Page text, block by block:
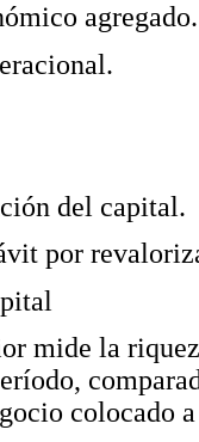
agregado.
del capital.
por
mide la
colocado